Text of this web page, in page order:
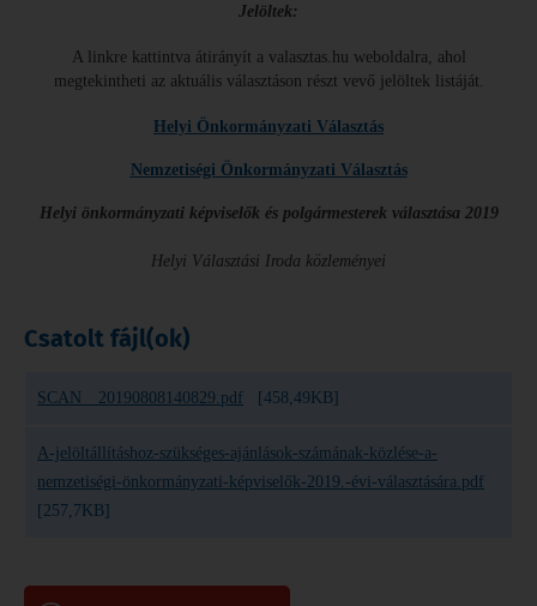
Jelöltek:
A linkre kattintva átirányít a valasztas.hu weboldalra, ahol
megtekintheti az aktuális választáson részt vevő jelöltek listáját.
Helyi Önkormányzati Választás
Nemzetiségi Önkormányzati Választás
Helyi önkormányzati képviselők és polgármesterek választása 2019
Helyi Választási Iroda közleményei
Csatolt fájl(ok)
SCAN__20190808140829.pdf [458,49KB]
A-jelöltállításhoz-szükséges-ajánlások-számának-közlése-a-
nemzetiségi-önkormányzati-képviselők-2019.-évi-választására.pdf
[257,7KB]